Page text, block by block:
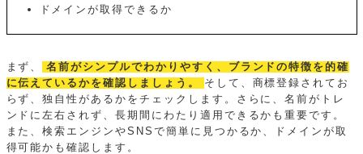
ドメインが取得できるか
まず、
名前がシンプルでわかりやすく、ブランドの特徴を的確
に伝えているかを確認しましょう。
そして、商標登録されてお
らず、独自性があるかをチェックします。さらに、名前がトレ
ンドに左右されず、長期間にわたり適用できるかも重要です。
また、検索エンジンやSNSで簡単に見つかるか、ドメインが取
得可能かも確認します。